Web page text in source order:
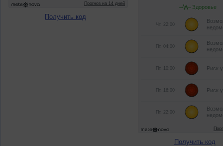
Получить код
Получить код